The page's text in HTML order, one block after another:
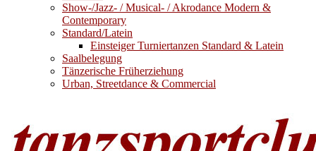
Show-/Jazz- / Musical- / Akrodance Modern &
Contemporary
Standard/Latein
Einsteiger Turniertanzen Standard & Latein
Saalbelegung
Tänzerische Früherziehung
Urban, Streetdance & Commercial